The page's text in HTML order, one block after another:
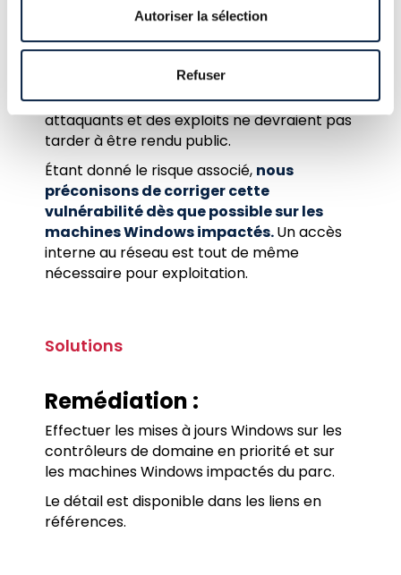
Autoriser la sélection
Refuser
A l’heure actuelle, aucune trace
d’exploitation par des groupes d’attaquants
ou d’exploit public n’a été remontée.
Cependant, la CVE-2026-41089 est
particulièrement intéressante pour des
attaquants et des exploits ne devraient pas
tarder à être rendu public.
Étant donné le risque associé, nous
préconisons de corriger cette
vulnérabilité dès que possible sur les
machines Windows impactés.Un accès
interne au réseau est tout de même
nécessaire pour exploitation.
Solutions
Remédiation :
Effectuer les mises à jours Windows sur les
contrôleurs de domaine en priorité et sur
les machines Windows impactés du parc.
Le détail est disponible dans les liens en
références.